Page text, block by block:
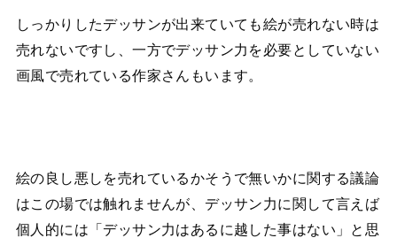
しっかりしたデッサンが出来ていても絵が売れない時は
売れないですし、一方でデッサン力を必要としていない
画風で売れている作家さんもいます。
絵の良し悪しを売れているかそうで無いかに関する議論
はこの場では触れませんが、デッサン力に関して言えば
個人的には「デッサン力はあるに越した事はない」と思